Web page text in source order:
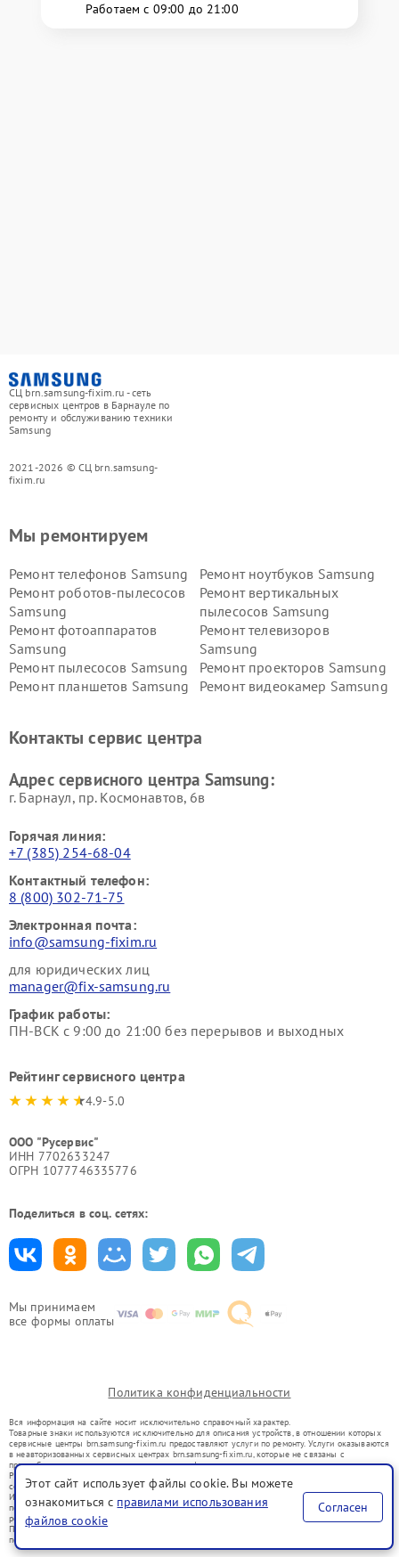
Работаем с 09:00 до 21:00
СЦ brn.samsung-fixim.ru - сеть
сервисных центров в Барнауле по
ремонту и обслуживанию техники
Samsung
2021-2026 © СЦ brn.samsung-
fixim.ru
Мы принимаем
все формы оплаты
Мы ремонтируем
Ремонт телефонов Samsung
Ремонт ноутбуков Samsung
Ремонт роботов-пылесосов
Samsung
Ремонт вертикальных
пылесосов Samsung
Ремонт фотоаппаратов
Samsung
Ремонт телевизоров
Samsung
Ремонт пылесосов Samsung
Ремонт проекторов Samsung
Ремонт планшетов Samsung
Ремонт видеокамер Samsung
Контакты сервис центра
Адрес сервисного центра Samsung:
г. Барнаул, ​пр. Космонавтов, 6в
Горячая линия:
+7 (385) 254-68-04
Контактный телефон:
8 (800) 302-71-75
Электронная почта:
info@samsung-fixim.ru
для юридических лиц
manager@fix-samsung.ru
График работы:
ПН-ВСК с 9:00 до 21:00 без перерывов и выходных
Рейтинг сервисного центра
4.9-5.0
ООО "Русервис"
ИНН 7702633247
ОГРН 1077746335776
Поделиться в соц. сетях:
Политика конфиденциальности
Вся информация на сайте носит исключительно справочный характер.
Товарные знаки используются исключительно для описания устройств, в отношении которых
сервисные центры brn.samsung-fixim.ru предоставляют услуги по ремонту. Услуги оказываются
в неавторизованных сервисных центрах brn.samsung-fixim.ru, которые не связаны с
правообладателями товарных знаков или их официальными представителями.
Ремонт осуществляется для устройств, уже введенных в гражданский оборот в соответствии
со статьей 1487 ГК РФ.
Использование товарных знаков не преследует цели индивидуализации услуг или введения
потребителей в заблуждение, а служит для информирования о предоставляемых услугах по
ремонту техники указанных брендов.
Представленная на сайте информация не является публичной офертой, определяемой
положениями Статьи 437(2) Гражданского кодекса РФ
Этот сайт использует файлы cookie. Вы можете
ознакомиться с правилами использования
файлов cookie
Согласен